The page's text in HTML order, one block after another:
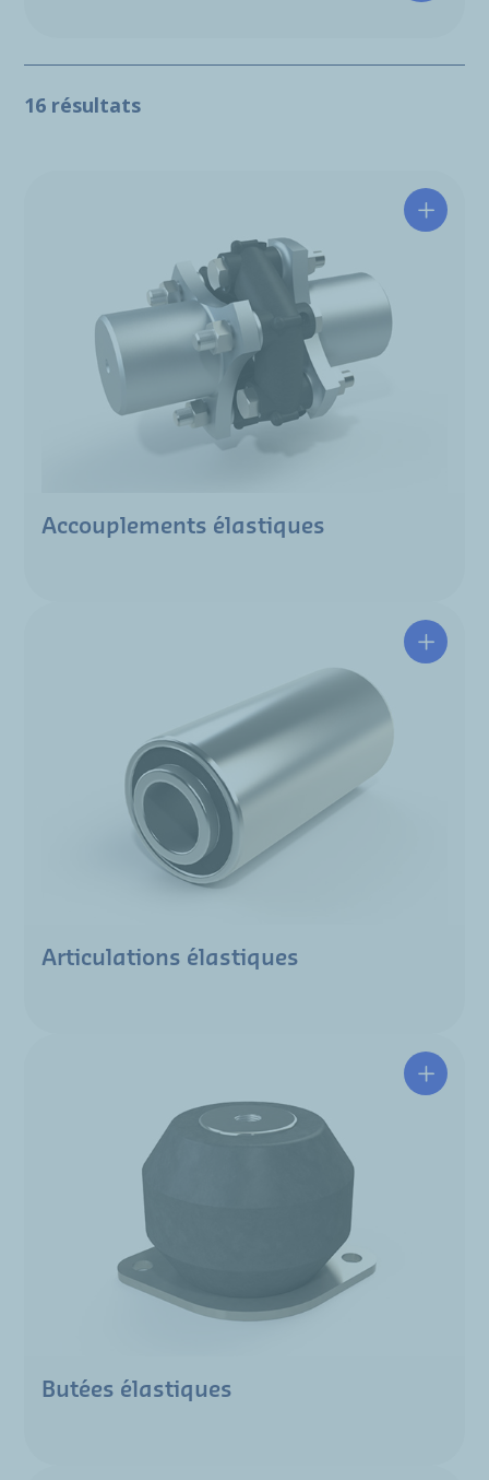
16 résultats
Accouplements élastiques
Articulations élastiques
Butées élastiques